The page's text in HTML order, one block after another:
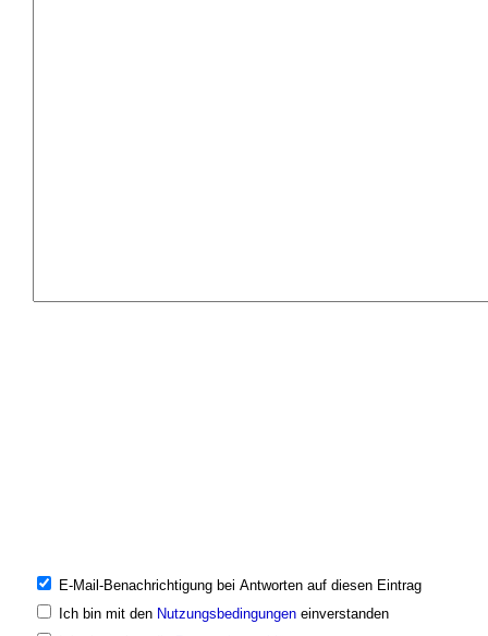
E-Mail-Benachrichtigung bei Antworten auf diesen Eintrag
Ich bin mit den Nutzungsbedingungeneinverstanden